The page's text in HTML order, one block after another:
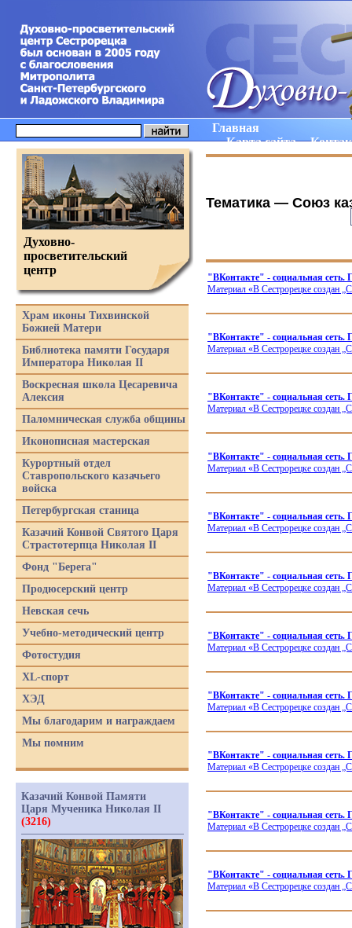
Главная
Карта сайта
Тематика — Союз
"ВКонтакте" - социальная сеть.
Материал «В Сестрорецке создан
"ВКонтакте" - социальная
Материал «В Сестрорецке создан
"ВКонтакте" - социальная
Материал «В Сестрорецке создан
"ВКонтакте" - социальная
Материал «В Сестрорецке создан
"ВКонтакте" - социальная сеть.
Материал «В Сестрорецке создан
"ВКонтакте" - социальная
Материал «В Сестрорецке создан
"ВКонтакте" - социальная
Материал «В Сестрорецке создан
"ВКонтакте" - социальная сеть.
Материал «В Сестрорецке создан
"ВКонтакте" - социальная
Материал «В Сестрорецке создан
"ВКонтакте" - социальная
Материал «В Сестрорецке создан
"ВКонтакте" - социальная
Материал «В Сестрорецке создан
Духовно-
просветительский
центр
Храм иконы Тихвинской
Божией Матери
Библиотека памяти Государя
Императора Николая II
Воскресная школа Цесаревича
Алексия
Паломническая служба общины
Иконописная мастерская
Курортный отдел
Ставропольского казачьего
войска
Петербургская станица
Казачий Конвой Святого Царя
Страстотерпца Николая II
Фонд "Берега"
Продюсерский центр
Невская сечь
Учебно-методический центр
Фотостудия
XL-спорт
ХЭД
Мы благодарим и награждаем
Мы помним
Казачий Конвой Памяти
Царя Мученика Николая II
(3216)